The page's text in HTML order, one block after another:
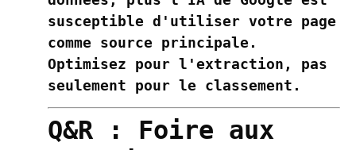
susceptible d'utiliser votre page
comme source principale.
Optimisez pour l'extraction, pas
seulement pour le classement.
Q&R : Foire aux